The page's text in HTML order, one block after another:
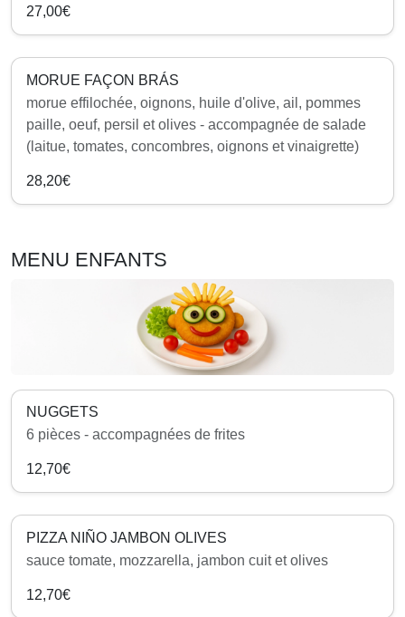
27,00€
MORUE FAÇON BRÁS
morue effilochée, oignons, huile d'olive, ail, pommes
paille, oeuf, persil et olives - accompagnée de salade
(laitue, tomates, concombres, oignons et vinaigrette)
28,20€
MENU ENFANTS
NUGGETS
6 pièces - accompagnées de frites
12,70€
PIZZA NIÑO JAMBON OLIVES
sauce tomate, mozzarella, jambon cuit et olives
12,70€